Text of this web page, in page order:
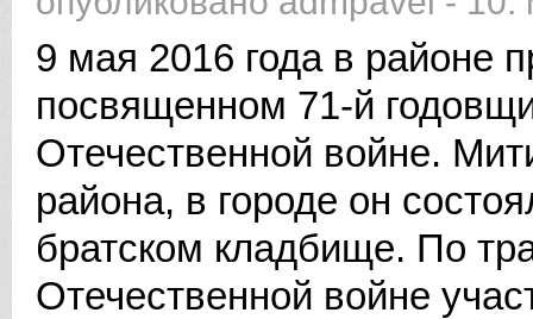
9 мая 2016 года в районе
посвященном 71-й
Отечественной войне.
района, в городе он
братском кладбище. По
Отечественной войне